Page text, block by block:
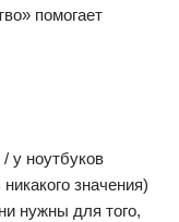
помогает
у ноутбуков
значения)
нужны для того,